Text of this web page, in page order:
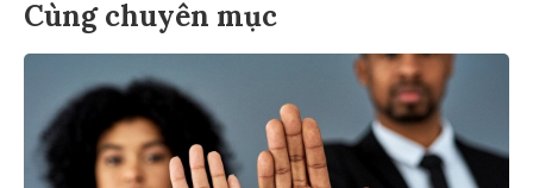
Cùng chuyên mục